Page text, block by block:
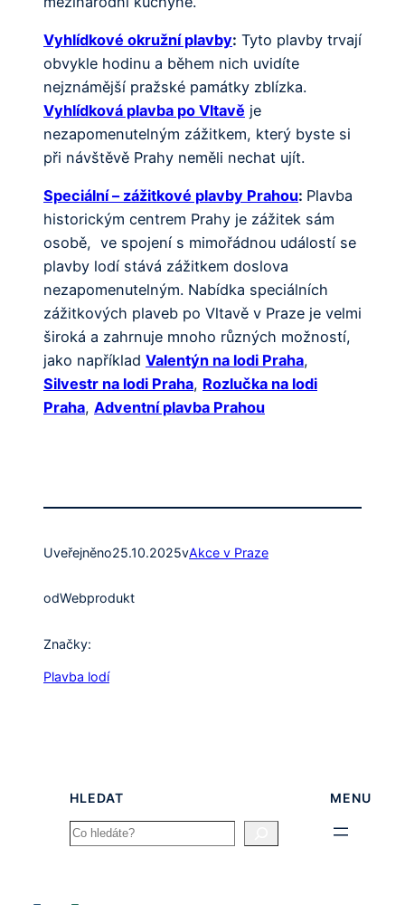
Vyhlídkové okružní plavby: Tyto plavby trvají
obvykle hodinu a během nich uvidíte
nejznámější pražské památky zblízka.
Vyhlídková plavba po Vltavě je
nezapomenutelným zážitkem, který byste si
při návštěvě Prahy neměli nechat ujít.
Speciální – zážitkové plavby Prahou: Plavba
historickým centrem Prahy je zážitek sám
osobě, ve spojení s mimořádnou událostí se
plavby lodí stává zážitkem doslova
nezapomenutelným. Nabídka speciálních
zážitkových plaveb po Vltavě v Praze je velmi
široká a zahrnuje mnoho různých možností,
jako například Valentýn na lodi Praha,
Silvestr na lodi Praha, Rozlučka na lodi
Praha, Adventní plavba Prahou
Uveřejněno25.10.2025vAkce v Praze
odWebprodukt
Značky:
Plavba lodí
HLEDAT
Search
MENU